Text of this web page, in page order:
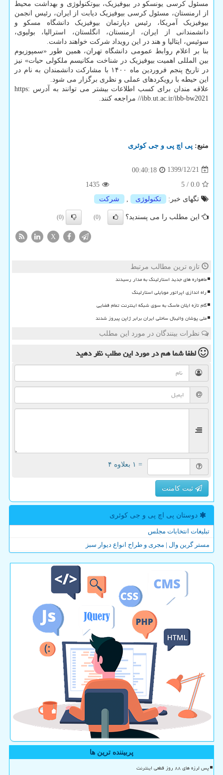
مسئول کرسی یونسکو در بیوفیزیک، بیوتکنولوژی و بهداشت محیط
از ارمنستان، مسئول کرسی بیوفیزیک دیابت از ایران، رئیس انجمن
بیوفیزیک آمریکا، رئیس دپارتمان بیوفیزیک دانشگاه مسکو و
دانشمندانی از ایران، ارمنستان، انگلستان، استرالیا، بولیوی،
سوئیس، ایتالیا و هند در این رویداد شرکت خواهند داشت.
بنا بر اعلام روابط عمومی دانشگاه تهران، همین طور «سمپوزیوم
بین المللی اهمیت بیوفیزیک در شناخت مکانیسم ملکولی حیات» نیز
در تاریخ پنجم فروردین ماه ۱۴۰۰ با مشارکت دانشمندان به نام در
این حیطه با رویکردهای عملی و نظری برگزار می شود.
علاقه مندان برای کسب اطلاعات بیشتر می توانند به آدرس https:
//ibb.ut.ac.ir/ibb-bw2021 مراجعه کنند.
منبع: پی اچ پی و جی كوئری
1399/12/21
00:40:18
0.0
/
5
1435
تگهای خبر:
تكنولوژی شركت
این مطلب را می پسندید؟ (0)
(0)
X
تازه ترین مطالب مرتبط
ماهواره های جدید استارلینک به مدار رسیدند
راه اندازی اپراتور موبایلی استارلینک
گام تازه ایلان ماسک به سوی شبکه اینترنت تمام فضایی
ملی پوشان والیبال ساحلی ایران برابر ژاپن پیروز شدند
نظرات بینندگان در مورد این مطلب
لطفا شما همدر مورد این مطلبنظر دهید
= ۱ بعلاوه ۴
ثبت کامنت
دوستان پی اچ پی و جی كوئری
تبلیغات انتخابات مجلس
مستر گرین وال | مجری و طراح انواع دیوار سبز
پربیننده ترین ها
پس لرزه های ۸۸ روز قطعی اینترنت